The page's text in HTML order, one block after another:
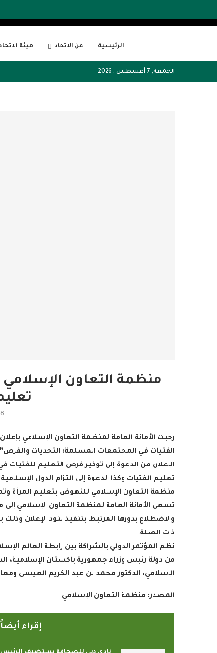
الرئيسية عن الاتحاد هيئة
الجمعة, 7 أغسطس , 2026
منظمة التعاون
رحبت الأمانة العامة لمنظمة التعاون الإسلامي
الفتيات في المجتمعات المسلمة: التحديات
الإعلان من الدعوة إلى توفير فرص التعليم
تعليم الفتيات وكذا الدعوة إلى التزام الدول
منظمة التعاون الإسلامي للنهوض بتعليم المرأة
تسعى الأمانة العامة لمنظمة التعاون الإسلامي
والاضطلاع بدورها المرتبط بتنفيذ بنود الإعلان
ذات الصلة.
نظم المؤتمر الدولي بالشراكة بين رابطة العالم
من دولة رئيس وزراء جمهورية باكستان الإسلامية،
الإسلامي، الدكتور محمد بن عبد الكريم العيسى
المصدر: منظمة التعاون الإسلامي
إقراء